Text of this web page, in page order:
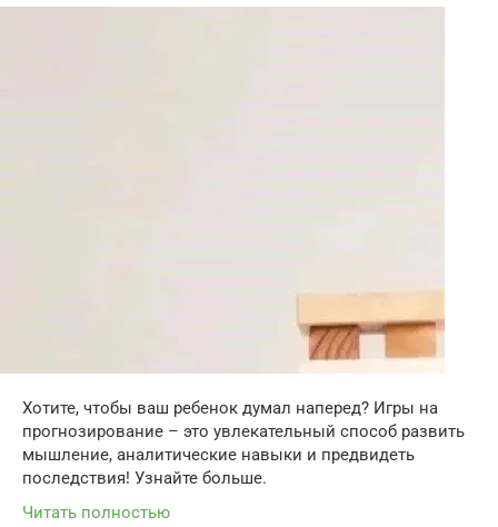
Хотите, чтобы ваш ребенок думал наперед? Игры на
прогнозирование – это увлекательный способ развить
мышление, аналитические навыки и предвидеть
последствия! Узнайте больше.
Читать полностью